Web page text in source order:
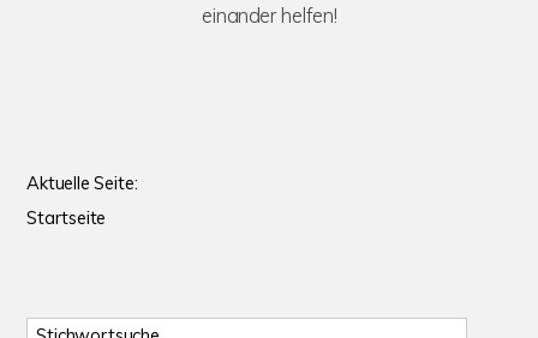
einander helfen!
Aktuelle Seite:
Startseite